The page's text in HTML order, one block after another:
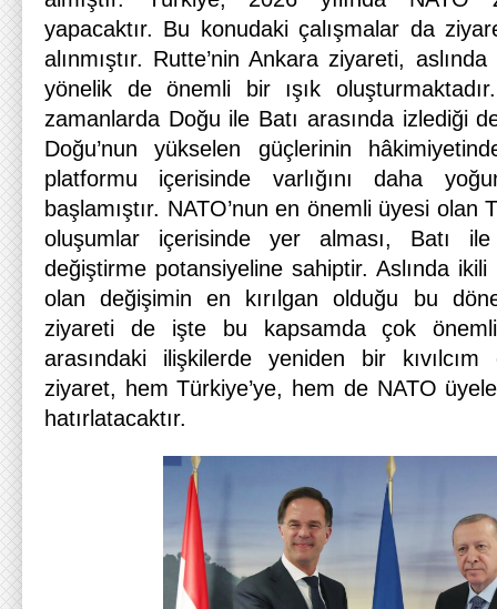
yapacaktır. Bu konudaki çalışmalar da
alınmıştır. Rutte’nin Ankara ziyareti,
yönelik de önemli bir ışık
zamanlarda Doğu ile Batı arasında izlediği
Doğu’nun yükselen güçlerinin
platformu içerisinde varlığını daha
başlamıştır. NATO’nun en önemli üyesi olan
oluşumlar içerisinde yer alması, Batı
değiştirme potansiyeline sahiptir. Aslında
olan değişimin en kırılgan olduğu bu
ziyareti de işte bu kapsamda çok
arasındaki ilişkilerde yeniden bir
ziyaret, hem Türkiye’ye, hem de NATO
hatırlatacaktır.